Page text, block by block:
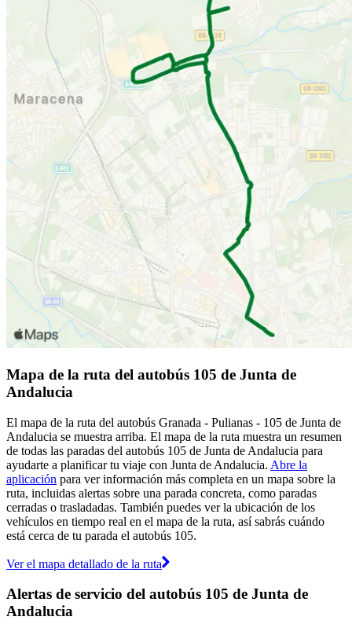
Mapa de la ruta del autobús 105 de Junta de
Andalucia
El mapa de la ruta del autobús Granada - Pulianas - 105 de Junta de
Andalucia se muestra arriba. El mapa de la ruta muestra un resumen
de todas las paradas del autobús 105 de Junta de Andalucia para
ayudarte a planificar tu viaje con Junta de Andalucia. Abre la
aplicación para ver información más completa en un mapa sobre la
ruta, incluidas alertas sobre una parada concreta, como paradas
cerradas o trasladadas. También puedes ver la ubicación de los
vehículos en tiempo real en el mapa de la ruta, así sabrás cuándo
está cerca de tu parada el autobús 105.
Ver el mapa detallado de la ruta
Alertas de servicio del autobús 105 de Junta de
Andalucia